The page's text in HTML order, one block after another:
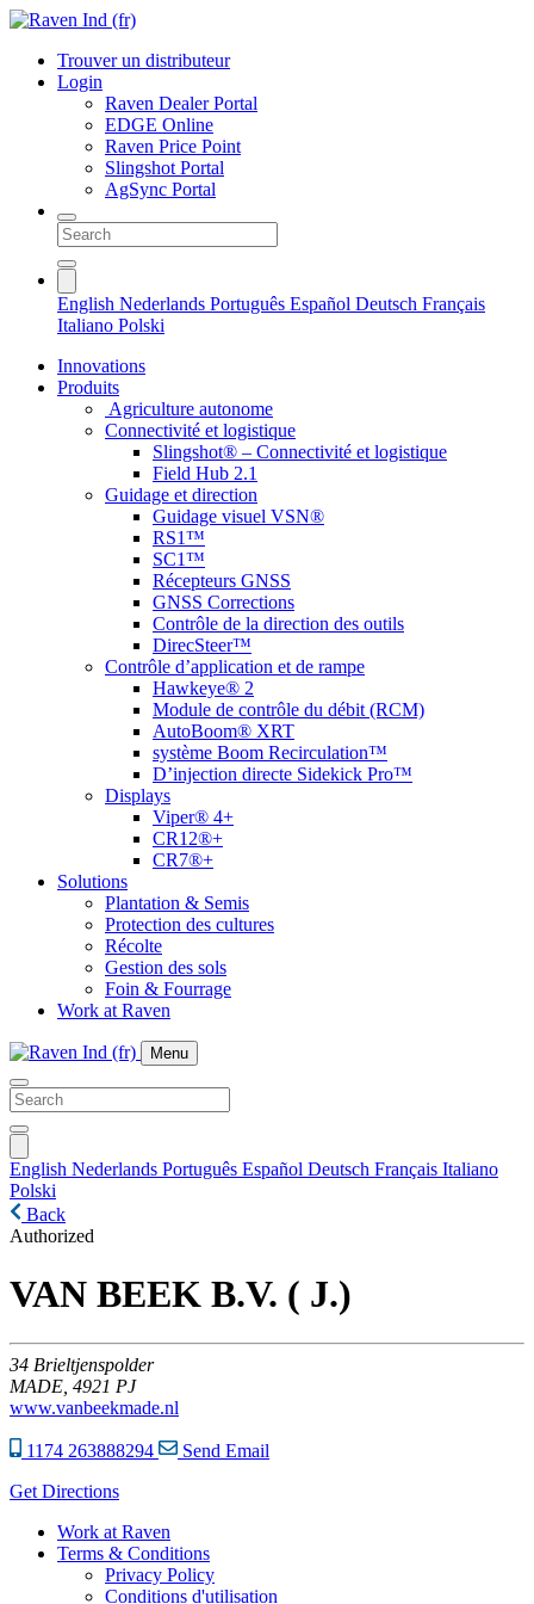
Trouver un distributeur
Login
Raven Dealer Portal
EDGE Online
Raven Price Point
Slingshot Portal
AgSync Portal
English Nederlands Português Español Deutsch Français
Italiano Polski
Innovations
Produits
Agriculture autonome
Connectivité et logistique
Slingshot® – Connectivité et logistique
Field Hub 2.1
Guidage et direction
Guidage visuel VSN®
RS1™
SC1™
Récepteurs GNSS
GNSS Corrections
Contrôle de la direction des outils
DirecSteer™
Contrôle d’application et de rampe
Hawkeye® 2
Module de contrôle du débit (RCM)
AutoBoom® XRT
système Boom Recirculation™
D’injection directe Sidekick Pro™
Displays
Viper® 4+
CR12®+
CR7®+
Solutions
Plantation & Semis
Protection des cultures
Récolte
Gestion des sols
Foin & Fourrage
Work at Raven
Menu
English Nederlands Português Español Deutsch Français Italiano
Polski
Back
Authorized
VAN BEEK B.V. ( J.)
34 Brieltjenspolder
MADE, 4921 PJ
www.vanbeekmade.nl
1174 263888294
Send Email
Get Directions
Work at Raven
Terms & Conditions
Privacy Policy
Conditions d'utilisation